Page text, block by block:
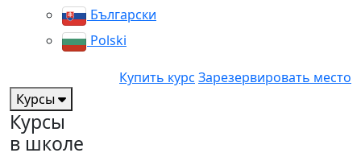
Български
Polski
Купить курс Зарезервировать место
Курсы
Курсы
в школе